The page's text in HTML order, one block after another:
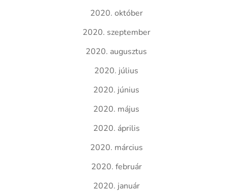
2020. október
2020. szeptember
2020. augusztus
2020. július
2020. június
2020. május
2020. április
2020. március
2020. február
2020. január